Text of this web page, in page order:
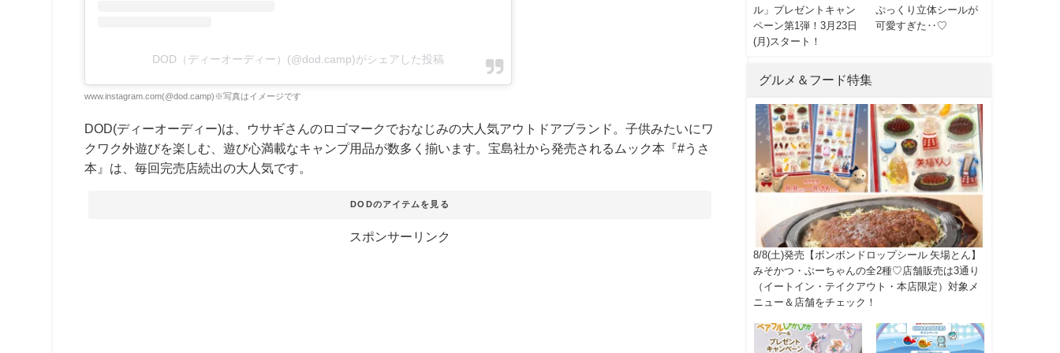
DOD（ディーオーディー）(@dod.camp)がシェアした投稿
www.instagram.com(@dod.camp)※写真はイメージです
DOD(ディーオーディー)は、ウサギさんのロゴマークでおなじみの大人気アウトドアブランド。子供みたいにワ
クワク外遊びを楽しむ、遊び心満載なキャンプ用品が数多く揃います。宝島社から発売されるムック本『#うさ
本』は、毎回完売店続出の大人気です。
DODのアイテムを見る
スポンサーリンク
ル」プレゼントキャン
ペーン第1弾！3月23日
(月)スタート！
ぷっくり立体シールが
可愛すぎた‥♡
グルメ＆フード特集
8/8(土)発売【ボンボンドロップシール 矢場とん】
みそかつ・ぶーちゃんの全2種♡店舗販売は3通り
（イートイン・テイクアウト・本店限定）対象メ
ニュー＆店舗をチェック！